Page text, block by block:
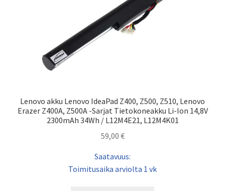
Lenovo akku Lenovo IdeaPad Z400, Z500, Z510, Lenovo
Erazer Z400A, Z500A -Sarjat Tietokoneakku Li-Ion 14,8V
2300mAh 34Wh / L12M4E21, L12M4K01
59,00 €
Saatavuus:
Toimitusaika arviolta 1 vk